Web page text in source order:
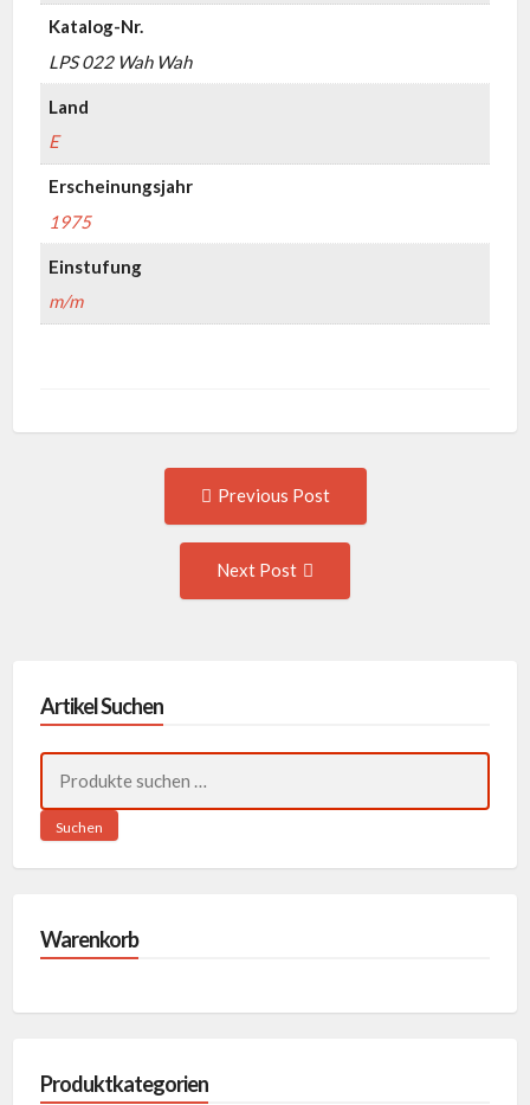
Katalog-Nr.
LPS 022 Wah Wah
Land
E
Erscheinungsjahr
1975
Einstufung
m/m
navigation
Previous Post
Next Post
Artikel Suchen
Suchen
Warenkorb
Produktkategorien